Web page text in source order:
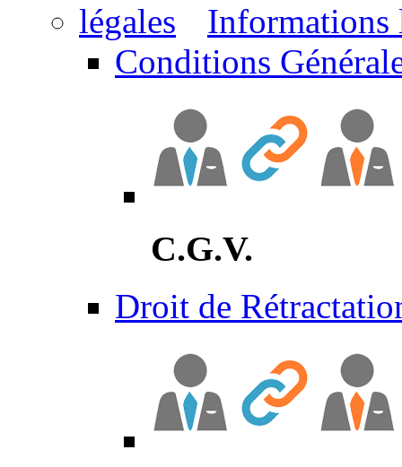
Informations
Conditions
C.G.V.
Droit de